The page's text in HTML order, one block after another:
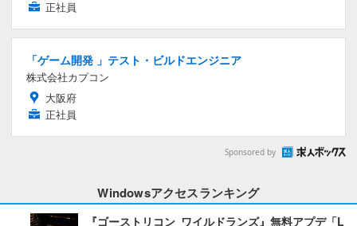
正社員
「ゲーム開発 」テスト・ビルドエンジニア
株式会社カプコン
大阪府
正社員
Sponsored by
Windowsアクセスランキング
『ゴーストリコン ワイルドランズ』無料アプデ「L